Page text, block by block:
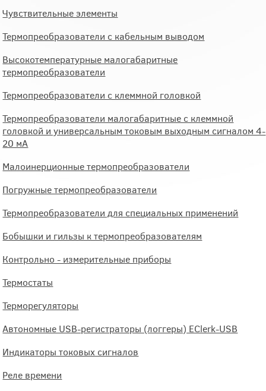
Чувствительные элементы
Термопреобразователи с кабельным выводом
Высокотемпературные малогабаритные
термопреобразователи
Термопреобразователи с клеммной головкой
Термопреобразователи малогабаритные с клеммной
головкой и универсальным токовым выходным сигналом 4-
20 мА
Малоинерционные термопреобразователи
Погружные термопреобразователи
Термопреобразователи для специальных применений
Бобышки и гильзы к термопреобразователям
Контрольно - измерительные приборы
Термостаты
Терморегуляторы
Автономные USB-регистраторы (логгеры) EClerk-USB
Индикаторы токовых сигналов
Реле времени